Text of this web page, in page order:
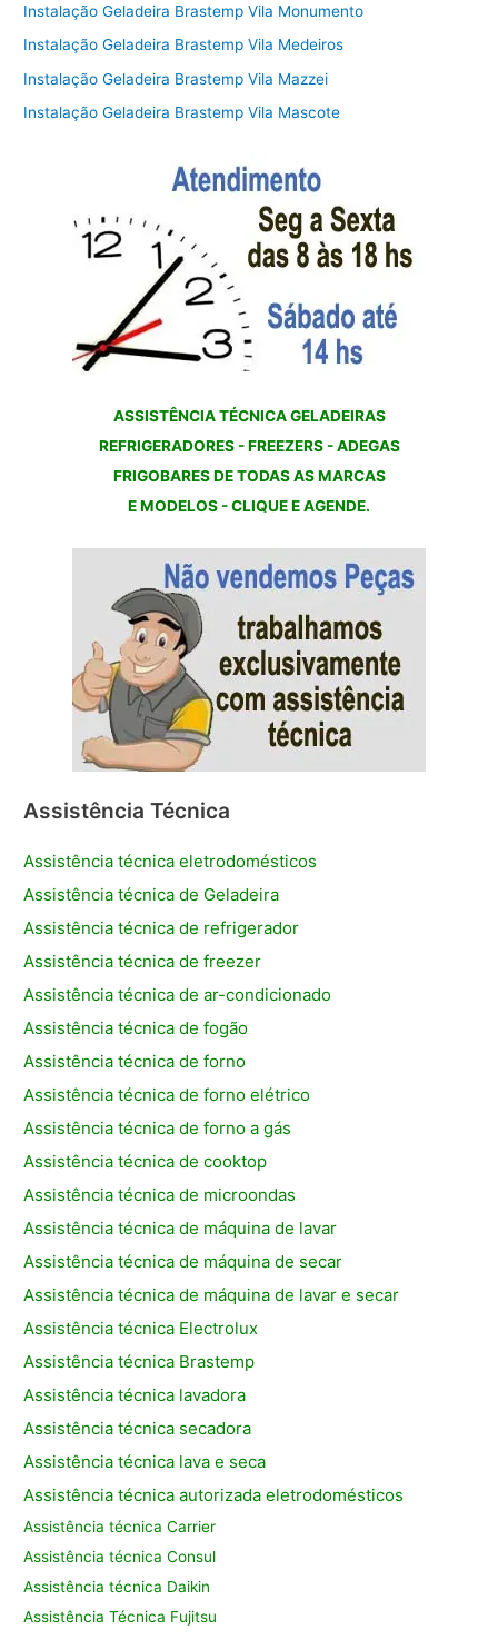
Instalação Geladeira Brastemp Vila Monumento
Instalação Geladeira Brastemp Vila Medeiros
Instalação Geladeira Brastemp Vila Mazzei
Instalação Geladeira Brastemp Vila Mascote
ASSISTÊNCIA TÉCNICA GELADEIRAS
REFRIGERADORES - FREEZERS - ADEGAS
FRIGOBARES DE TODAS AS MARCAS
E MODELOS - CLIQUE E AGENDE.
Assistência Técnica
Assistência técnica eletrodomésticos
Assistência técnica de Geladeira
Assistência técnica de refrigerador
Assistência técnica de freezer
Assistência técnica de ar-condicionado
Assistência técnica de fogão
Assistência técnica de forno
Assistência técnica de forno elétrico
Assistência técnica de forno a gás
Assistência técnica de cooktop
Assistência técnica de microondas
Assistência técnica de máquina de lavar
Assistência técnica de máquina de secar
Assistência técnica de máquina de lavar e secar
Assistência técnica Electrolux
Assistência técnica Brastemp
Assistência técnica lavadora
Assistência técnica secadora
Assistência técnica lava e seca
Assistência técnica autorizada eletrodomésticos
Assistência técnica Carrier
Assistência técnica Consul
Assistência técnica Daikin
Assistência Técnica Fujitsu